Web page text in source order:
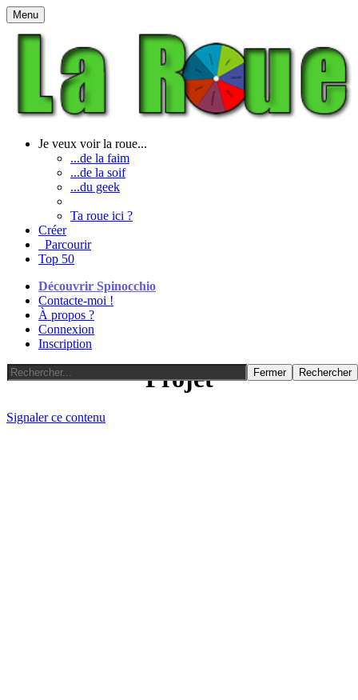
Menu
Je veux voir la roue...
...de la faim
...de la soif
...du geek
Ta roue ici ?
Créer
Parcourir
Top 50
Découvrir Spinocchio
Contacte-moi !
À propos ?
Connexion
Inscription
Fermer Rechercher
Projet
Signaler ce contenu